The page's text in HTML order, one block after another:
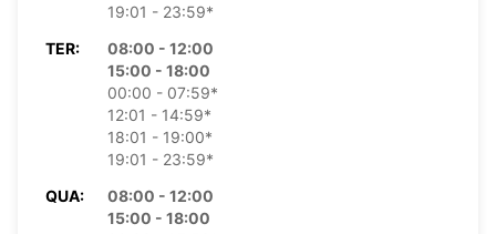
19:01 - 23:59*
TER:
08:00 - 12:00
15:00 - 18:00
00:00 - 07:59*
12:01 - 14:59*
18:01 - 19:00*
19:01 - 23:59*
QUA:
08:00 - 12:00
15:00 - 18:00